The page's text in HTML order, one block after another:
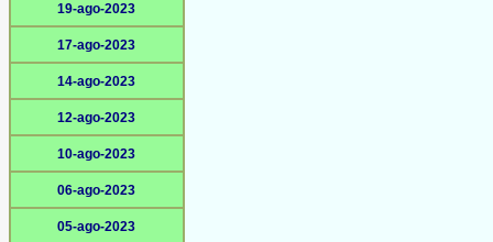
19-ago-2023
17-ago-2023
14-ago-2023
12-ago-2023
10-ago-2023
06-ago-2023
05-ago-2023